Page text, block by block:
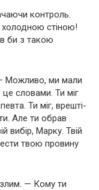
контроль.
стіною!
би з такою
Можливо, ми мали
словами. Ти міг
Ти міг, врешті-
Але ти обрав
вибір, Марку. Твій
твою провину
злим. — Кому ти